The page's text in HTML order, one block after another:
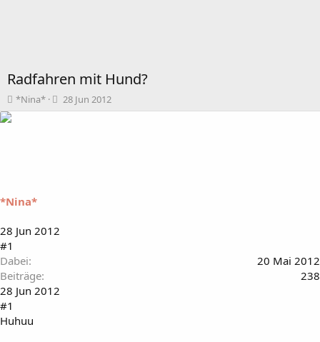
Radfahren mit Hund?
T
h
a
t
e
*Nina*
B
e
28 Jun 2012
*Nina*
28 Jun 2012
#1
Dabei
20 Mai 2012
Beiträge
238
28 Jun 2012
#1
Huhuu